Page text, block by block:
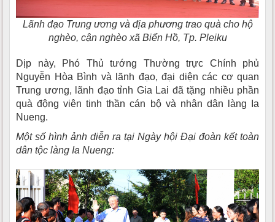
Lãnh đạo Trung ương và địa phương trao quà cho hộ
nghèo, cận nghèo xã Biển Hồ, Tp. Pleiku
Dịp này, Phó Thủ tướng Thường trực Chính phủ
Nguyễn Hòa Bình và lãnh đạo, đại diện các cơ quan
Trung ương, lãnh đạo tỉnh Gia Lai đã tặng nhiều phần
quà động viên tinh thần cán bộ và nhân dân làng Ia
Nueng.
Một số hình ảnh diễn ra tại Ngày hội Đại đoàn kết toàn
dân tộc làng Ia Nueng: